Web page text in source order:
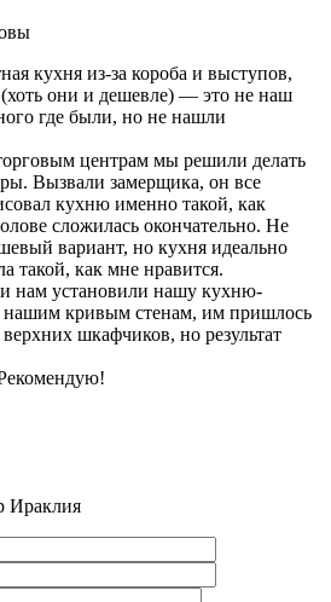
кухня из-за короба и выступов,
они и дешевле) — это не наш
где были, но не нашли
центрам мы решили делать
Вызвали замерщика, он все
кухню именно такой, как
сложилась окончательно. Не
вариант, но кухня идеально
такой, как мне нравится.
нам установили нашу кухню-
нашим кривым стенам, им пришлось
шкафчиков, но результат
Ираклия